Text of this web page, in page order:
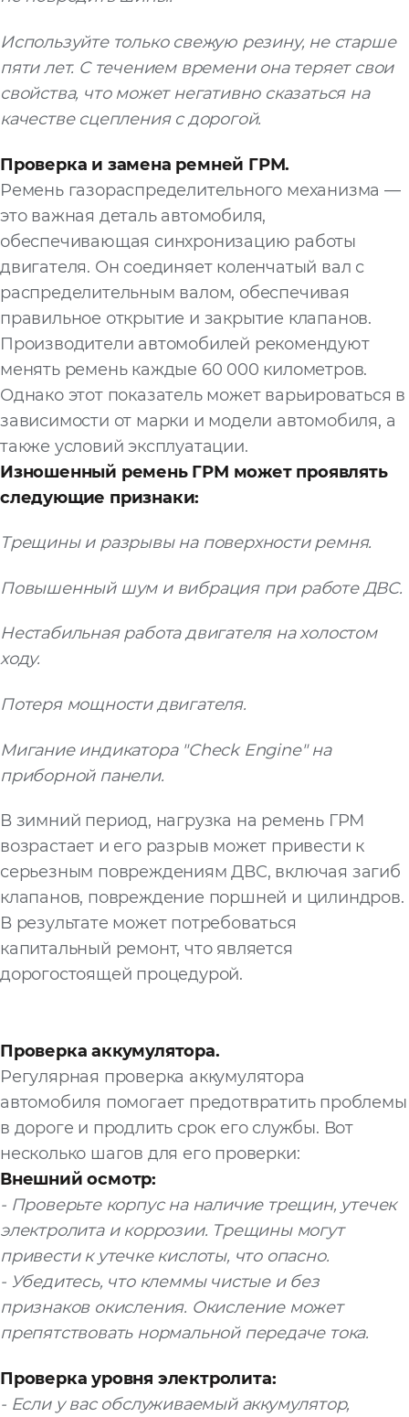
Используйте только свежую резину, не старше
пяти лет. С течением времени она теряет свои
свойства, что может негативно сказаться на
качестве сцепления с дорогой.
Проверка и замена ремней ГРМ.
Ремень газораспределительного механизма —
это важная деталь автомобиля,
обеспечивающая синхронизацию работы
двигателя. Он соединяет коленчатый вал с
распределительным валом, обеспечивая
правильное открытие и закрытие клапанов.
Производители автомобилей рекомендуют
менять ремень каждые 60 000 километров.
Однако этот показатель может варьироваться в
зависимости от марки и модели автомобиля, а
также условий эксплуатации.
Изношенный ремень ГРМ может проявлять
следующие признаки:
Трещины и разрывы на поверхности ремня.
Повышенный шум и вибрация при работе ДВС.
Нестабильная работа двигателя на холостом
ходу.
Потеря мощности двигателя.
Мигание индикатора "Check Engine" на
приборной панели.
В зимний период, нагрузка на ремень ГРМ
возрастает и его разрыв может привести к
серьезным повреждениям ДВС, включая загиб
клапанов, повреждение поршней и цилиндров.
В результате может потребоваться
капитальный ремонт, что является
дорогостоящей процедурой.
Проверка аккумулятора.
Регулярная проверка аккумулятора
автомобиля помогает предотвратить проблемы
в дороге и продлить срок его службы. Вот
несколько шагов для его проверки:
Внешний осмотр:
- Проверьте корпус на наличие трещин, утечек
электролита и коррозии. Трещины могут
привести к утечке кислоты, что опасно.
- Убедитесь, что клеммы чистые и без
признаков окисления. Окисление может
препятствовать нормальной передаче тока.
Проверка уровня электролита:
- Если у вас обслуживаемый аккумулятор,